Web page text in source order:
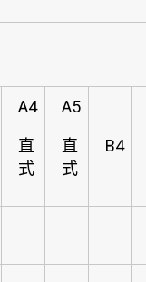
A4
直
式
A5
直
式
B4